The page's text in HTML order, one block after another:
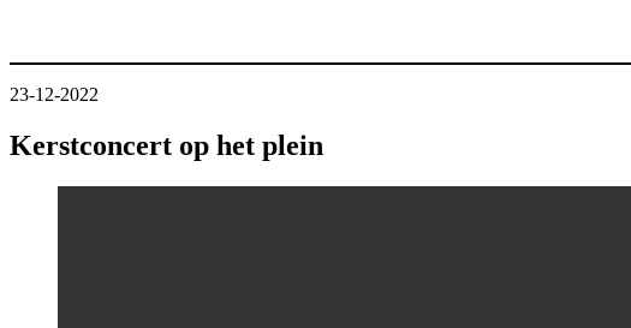
23-12-2022
Kerstconcert op het plein